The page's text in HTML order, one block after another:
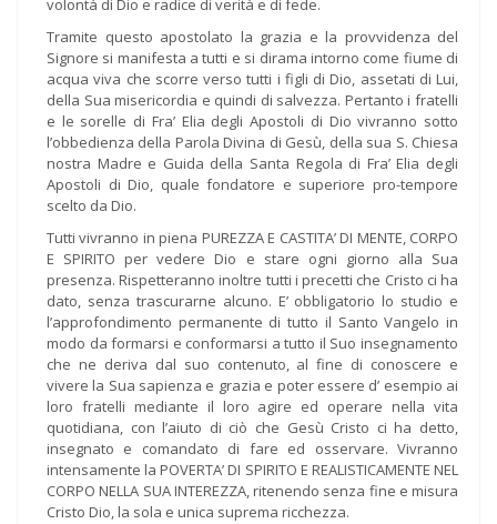
volontà di Dio e radice di verità e di fede.
Tramite questo apostolato la grazia e la provvidenza del
Signore si manifesta a tutti e si dirama intorno come fiume di
acqua viva che scorre verso tutti i figli di Dio, assetati di Lui,
della Sua misericordia e quindi di salvezza. Pertanto i fratelli
e le sorelle di Fra’ Elia degli Apostoli di Dio vivranno sotto
l’obbedienza della Parola Divina di Gesù, della sua S. Chiesa
nostra Madre e Guida della Santa Regola di Fra’ Elia degli
Apostoli di Dio, quale fondatore e superiore pro-tempore
scelto da Dio.
Tutti vivranno in piena PUREZZA E CASTITA’ DI MENTE, CORPO
E SPIRITO per vedere Dio e stare ogni giorno alla Sua
presenza. Rispetteranno inoltre tutti i precetti che Cristo ci ha
dato, senza trascurarne alcuno. E’ obbligatorio lo studio e
l’approfondimento permanente di tutto il Santo Vangelo in
modo da formarsi e conformarsi a tutto il Suo insegnamento
che ne deriva dal suo contenuto, al fine di conoscere e
vivere la Sua sapienza e grazia e poter essere d’ esempio ai
loro fratelli mediante il loro agire ed operare nella vita
quotidiana, con l’aiuto di ciò che Gesù Cristo ci ha detto,
insegnato e comandato di fare ed osservare. Vivranno
intensamente la POVERTA’ DI SPIRITO E REALISTICAMENTE NEL
CORPO NELLA SUA INTEREZZA, ritenendo senza fine e misura
Cristo Dio, la sola e unica suprema ricchezza.